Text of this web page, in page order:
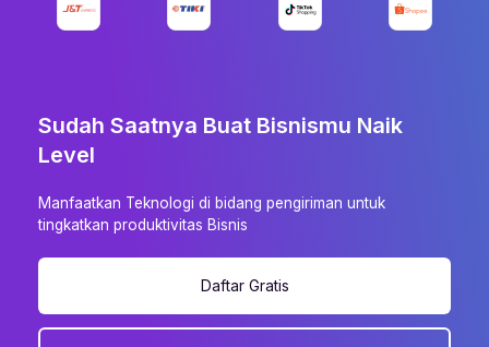
Sudah Saatnya Buat Bisnismu Naik
Level
Manfaatkan Teknologi di bidang pengiriman untuk
tingkatkan produktivitas Bisnis
Daftar Gratis